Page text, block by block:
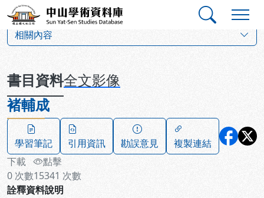
跳到主要內容
中山學術資料庫
相關內容
書目資料全文影像
褚輔成
學習筆記 引用資訊 勘誤意見
複製連結
下載
0 次數
點擊
15341 次數
詮釋資料說明